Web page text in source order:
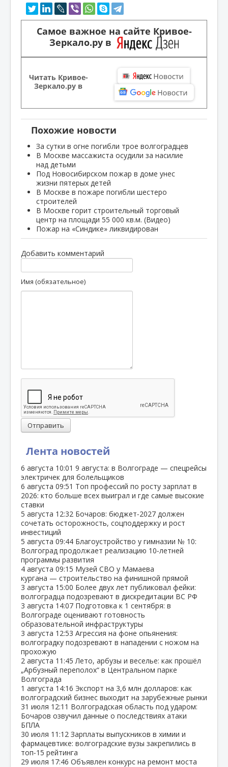
Лента новостей
6 августа 10:01 9 августа: в Волгограде — спецрейсы
электричек для болельщиков
6 августа 09:51 Топ профессий по росту зарплат в
2026: кто больше всех выиграл и где самые высокие
ставки
5 августа 12:32 Бочаров: бюджет‑2027 должен
сочетать осторожность, соцподдержку и рост
инвестиций
5 августа 09:44 Благоустройство у гимназии № 10:
Волгоград продолжает реализацию 10‑летней
программы развития
4 августа 09:15 Музей СВО у Мамаева
кургана — строительство на финишной прямой
3 августа 15:00 Более двух лет публиковал фейки:
волгоградца подозревают в дискредитации ВС РФ
3 августа 14:07 Подготовка к 1 сентября: в
Волгограде оценивают готовность
образовательной инфраструктуры
3 августа 12:53 Агрессия на фоне опьянения:
волгоградку подозревают в нападении с ножом на
прохожую
2 августа 11:45 Лето, арбузы и веселье: как прошёл
„Арбузный переполох“ в Центральном парке
Волгограда
1 августа 14:16 Экспорт на 3,6 млн долларов: как
волгоградский бизнес выходит на зарубежные рынки
31 июля 12:11 Волгоградская область под ударом:
Бочаров озвучил данные о последствиях атаки
БПЛА
30 июля 11:12 Зарплаты выпускников в химии и
фармацевтике: волгоградские вузы закрепились в
топ‑15 рейтинга
29 июля 17:46 Объявлен конкурс на ремонт моста
Самое важное на сайте Кривое-
Зеркало.ру в
Читать Кривое-
Зеркало.ру в
Похожие новости
За сутки в огне погибли трое волгоградцев
В Москве массажиста осудили за насилие
над детьми
Под Новосибирском пожар в доме унес
жизни пятерых детей
В Москве в пожаре погибли шестеро
строителей
В Москве горит строительный торговый
центр на площади 55 000 кв.м. (Видео)
Пожар на «Синдике» ликвидирован
Добавить комментарий
Имя (обязательное)
Отправить